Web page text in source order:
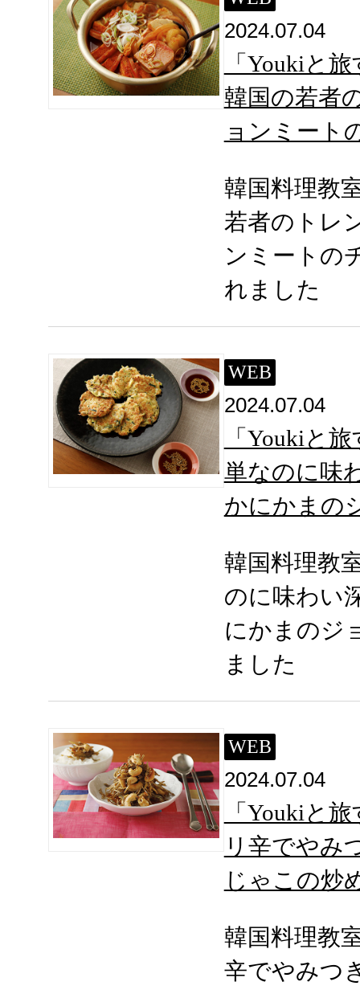
2024.07.04
「Youkiと
韓国の若者
ョンミート
韓国料理教
若者のトレ
ンミートの
れました
WEB
2024.07.04
「Youkiと
単なのに味
かにかまの
韓国料理教
のに味わい
にかまのジ
ました
WEB
2024.07.04
「Youkiと
リ辛でやみ
じゃこの炒
韓国料理教
辛でやみつ